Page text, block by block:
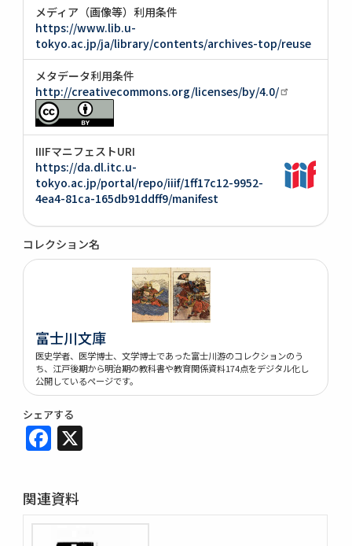
メディア（画像等）利用条件
https://www.lib.u-
tokyo.ac.jp/ja/library/contents/archives-top/reuse
メタデータ利用条件
http://creativecommons.org/licenses/by/4.0/
IIIFマニフェストURI
https://da.dl.itc.u-
tokyo.ac.jp/portal/repo/iiif/1ff17c12-9952-
4ea4-81ca-165db91ddff9/manifest
コレクション名
富士川文庫
医史学者、医学博士、文学博士であった富士川游のコレクションのう
ち、江戸後期から明治期の教科書や教育関係資料174点をデジタル化し
公開しているページです。
シェアする
Facebook
関連資料